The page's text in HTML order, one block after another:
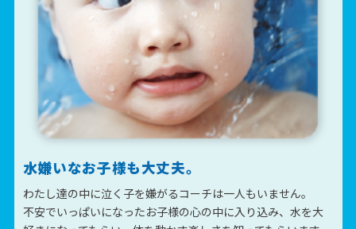
水嫌いなお子様も大丈夫。
わたし達の中に泣く子を嫌がるコーチは一人もいません。
不安でいっぱいになったお子様の心の中に入り込み、水を大